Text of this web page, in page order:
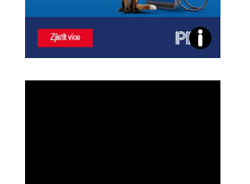
Poznejte